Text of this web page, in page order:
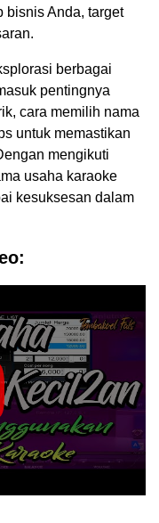
bisnis Anda, target
berbagai
pentingnya
cara memilih nama
untuk memastikan
mengikuti
usaha karaoke
kesuksesan dalam